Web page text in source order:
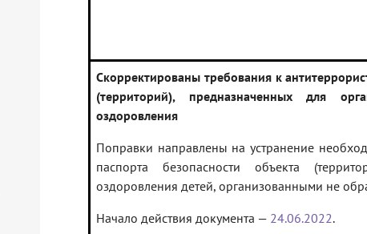
Скорректированы требования к
(территорий), предназначенных для
оздоровления
Поправки направлены на устранение
паспорта безопасности объекта
оздоровления детей, организованными не
Начало действия документа — 24.06.2022.